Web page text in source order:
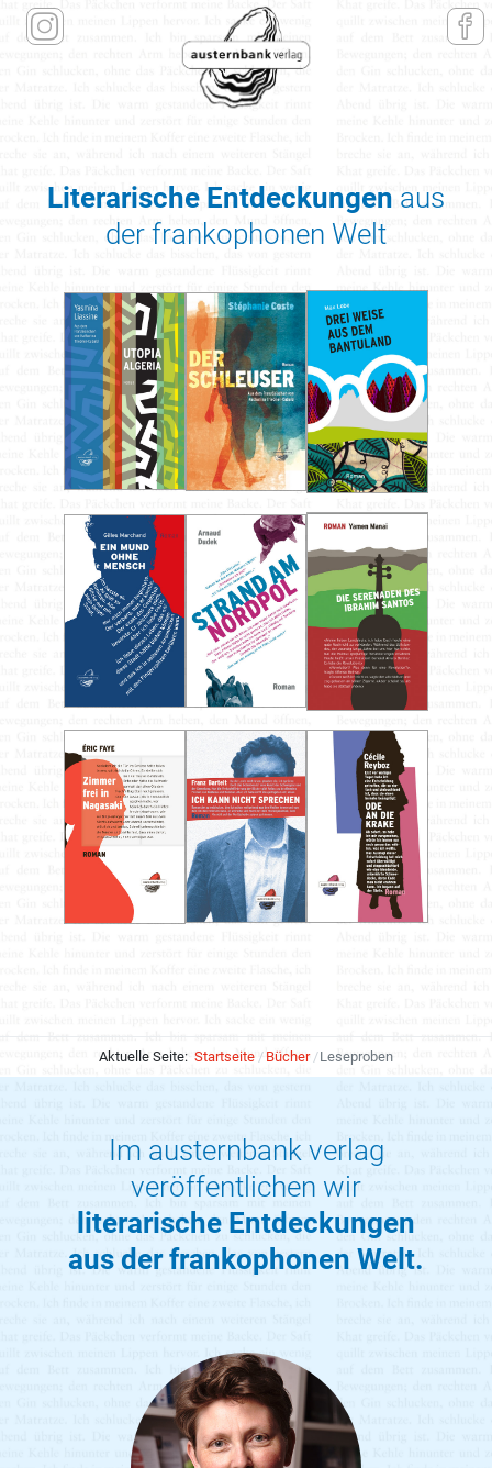
Literarische Entdeckungen aus
der frankophonen Welt
Aktuelle Seite: Startseite Bücher Leseproben
Im austernbank verlag
veröffentlichen wir
literarische Entdeckungen
aus der frankophonen Welt.